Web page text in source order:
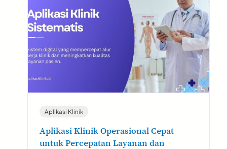
Aplikasi Klinik
Aplikasi Klinik Operasional Cepat
untuk Percepatan Layanan dan